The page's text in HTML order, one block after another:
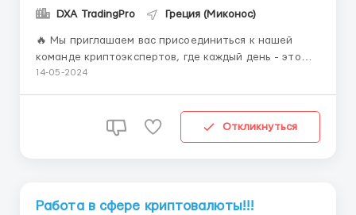
DXA TradingPro Греция (Миконос)
🔥 Мы приглашаем вас присоединиться к нашей
команде криптоэкспертов, где каждый день - это
новый вызов и возможность расти и развиваться. Мы
14-05-2024
Откликнуться
Работа в сфере криптовалюты!!!